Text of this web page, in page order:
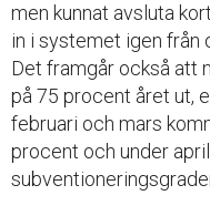
men kunnat avsluta
in i systemet igen från
Det framgår också att
på 75 procent året ut,
februari och mars
procent och under